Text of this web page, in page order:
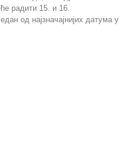
радити 15. и 16.
од најзначајнијих датума у